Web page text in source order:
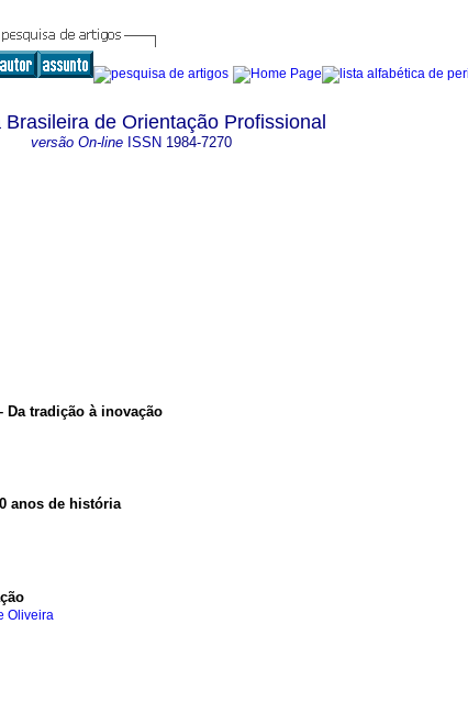
Brasileira de Orientação Profissional
versão On-lineISSN 1984-7270
Da tradição à inovação
anos de história
Oliveira